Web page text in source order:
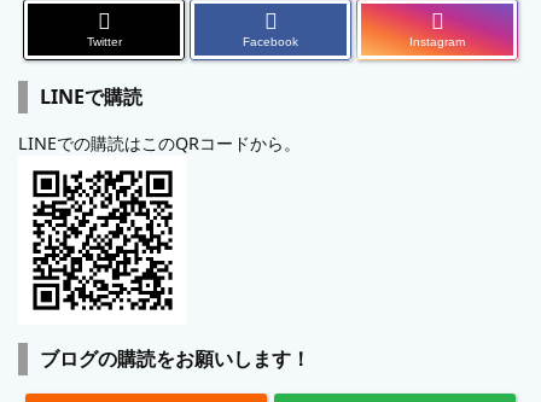
Twitter Facebook Instagram
LINEで購読
LINEでの購読はこのQRコードから。
ブログの購読をお願いします！